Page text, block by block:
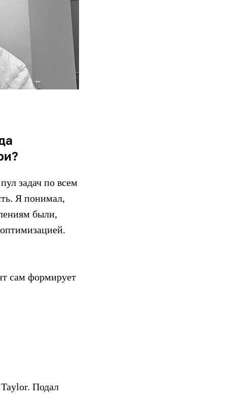
задач по всем
Я понимал,
были,
сам формирует
Подал